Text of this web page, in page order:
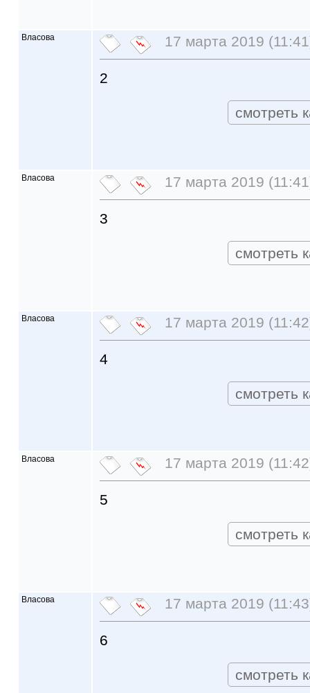
Власова 17 марта 2019
2
смотреть
Власова 17 марта 2019
3
смотреть
Власова 17 марта 2019
4
смотреть
Власова 17 марта 2019
5
смотреть
Власова 17 марта 2019
6
смотреть